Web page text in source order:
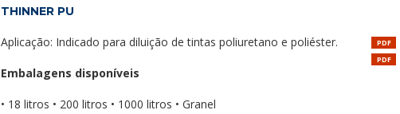
THINNER PU
Aplicação: Indicado para diluição de tintas poliuretano e poliéster.
Embalagens disponíveis
• 18 litros • 200 litros • 1000 litros • Granel
PDF
PDF